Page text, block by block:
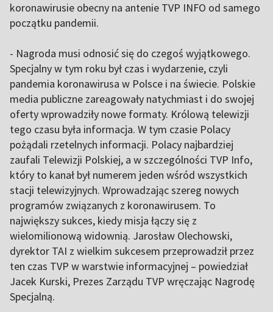
koronawirusie obecny na antenie TVP INFO od samego
początku pandemii.
- Nagroda musi odnosić się do czegoś wyjątkowego.
Specjalny w tym roku był czas i wydarzenie, czyli
pandemia koronawirusa w Polsce i na świecie. Polskie
media publiczne zareagowały natychmiast i do swojej
oferty wprowadziły nowe formaty. Królową telewizji
tego czasu była informacja. W tym czasie Polacy
pożądali rzetelnych informacji. Polacy najbardziej
zaufali Telewizji Polskiej, a w szczególności TVP Info,
który to kanał był numerem jeden wśród wszystkich
stacji telewizyjnych. Wprowadzając szereg nowych
programów związanych z koronawirusem. To
największy sukces, kiedy misja łączy się z
wielomilionową widownią. Jarosław Olechowski,
dyrektor TAI z wielkim sukcesem przeprowadził przez
ten czas TVP w warstwie informacyjnej – powiedział
Jacek Kurski, Prezes Zarządu TVP wręczając Nagrodę
Specjalną.